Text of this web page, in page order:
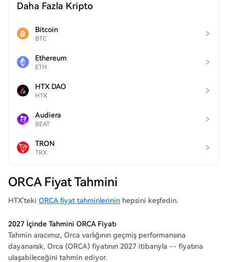
Daha Fazla Kripto
Bitcoin
BTC
Ethereum
ETH
HTX DAO
HTX
Audiera
BEAT
TRON
TRX
ORCA Fiyat Tahmini
HTX'teki ORCA fiyat tahminlerinin hepsini keşfedin.
2027 İçinde Tahmini ORCA Fiyatı
Tahmin aracımız, Orca varlığının geçmiş performansına
dayanarak, Orca (ORCA) fiyatının 2027 itibarıyla -- fiyatına
ulaşabileceğini tahmin ediyor.